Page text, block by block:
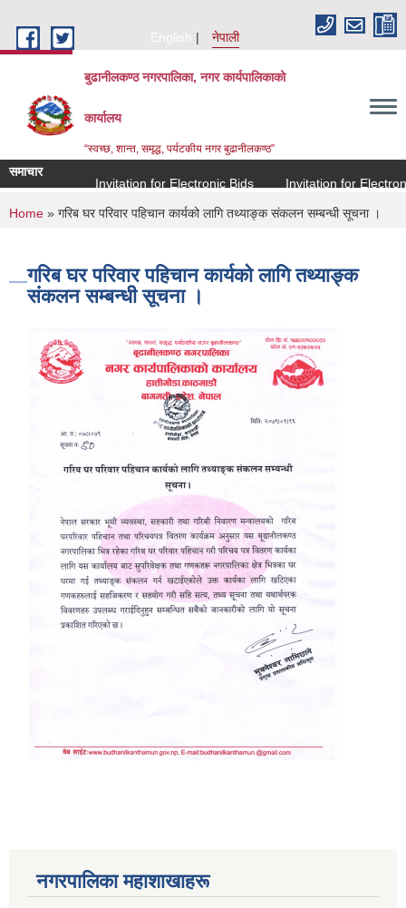
English
नेपाली
बुढानीलकण्ठ नगरपालिका, नगर कार्यपालिकाको
कार्यालय
“स्वच्छ, शान्त, समृद्ध, पर्यटकीय नगर बुढानीलकण्ठ”
समाचार
Invitation for Electronic Bids
Invitation for Electronic
You are here
Home » गरिब घर परिवार पहिचान कार्यको लागि तथ्याङ्क संकलन सम्बन्धी सूचना ।
गरिब घर परिवार पहिचान कार्यको लागि तथ्याङ्क
संकलन सम्बन्धी सूचना ।
नगरपालिका महाशाखाहरू